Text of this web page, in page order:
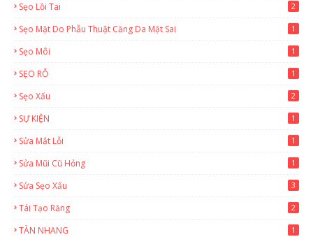
Sẹo Lồi Tai 2
Sẹo Mặt Do Phẫu Thuật Căng Da Mặt Sai 1
Sẹo Môi 1
SẸO RỖ 1
Sẹo Xấu 2
SỰ KIỆN 1
Sửa Mắt Lỗi 1
Sửa Mũi Cũ Hỏng 1
Sửa Sẹo Xấu 3
Tái Tạo Răng 2
TÀN NHANG 1